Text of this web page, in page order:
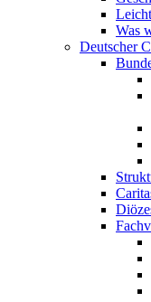
Was
Deutscher